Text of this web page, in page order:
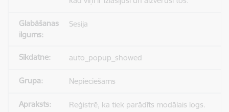
Sesija
auto_popup_showed
Nepieciešams
Reģistrē, ka tiek parādīts modālais logs.